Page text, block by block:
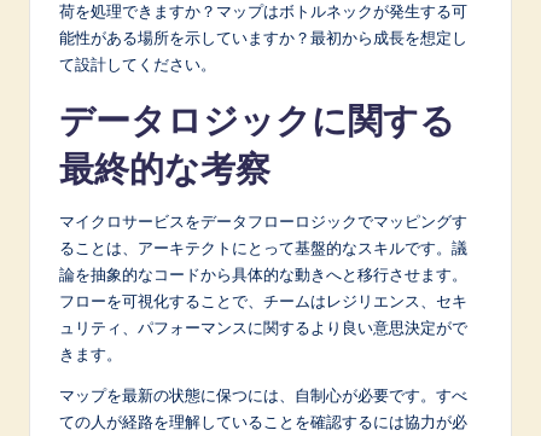
荷を処理できますか？マップはボトルネックが発生する可
能性がある場所を示していますか？最初から成長を想定し
て設計してください。
データロジックに関する
最終的な考察
マイクロサービスをデータフローロジックでマッピングす
ることは、アーキテクトにとって基盤的なスキルです。議
論を抽象的なコードから具体的な動きへと移行させます。
フローを可視化することで、チームはレジリエンス、セキ
ュリティ、パフォーマンスに関するより良い意思決定がで
きます。
マップを最新の状態に保つには、自制心が必要です。すべ
ての人が経路を理解していることを確認するには協力が必